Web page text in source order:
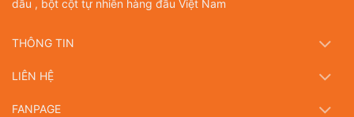
dầu , bột cột tự nhiên hàng đầu Việt Nam
THÔNG TIN
LIÊN HỆ
FANPAGE